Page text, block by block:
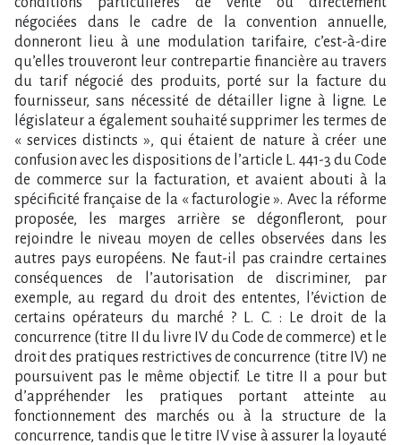
négociées dans le cadre de la convention annuelle,
donneront lieu à une modulation tarifaire, c’est-à-dire
qu’elles trouveront leur contrepartie financière au travers
du tarif négocié des produits, porté sur la facture du
fournisseur, sans nécessité de détailler ligne à ligne. Le
législateur a également souhaité supprimer les termes de
« services distincts », qui étaient de nature à créer une
confusion avec les dispositions de l’article L. 441-3 du Code
de commerce sur la facturation, et avaient abouti à la
spécificité française de la « facturologie ». Avec la réforme
proposée, les marges arrière se dégonfleront, pour
rejoindre le niveau moyen de celles observées dans les
autres pays européens. Ne faut-il pas craindre certaines
conséquences de l’autorisation de discriminer, par
exemple, au regard du droit des ententes, l’éviction de
certains opérateurs du marché ? L. C. : Le droit de la
concurrence (titre II du livre IV du Code de commerce) et le
droit des pratiques restrictives de concurrence (titre IV) ne
poursuivent pas le même objectif. Le titre II a pour but
d’appréhender les pratiques portant atteinte au
fonctionnement des marchés ou à la structure de la
concurrence, tandis que le titre IV vise à assurer la loyauté